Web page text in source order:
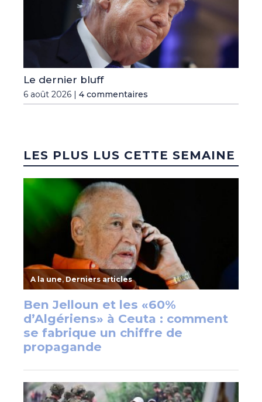
Le dernier bluff
6 août 2026 | 4 commentaires
LES PLUS LUS CETTE SEMAINE